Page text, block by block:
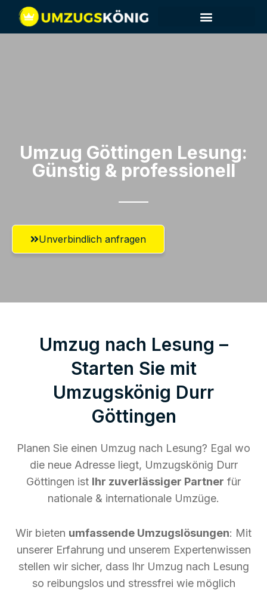
Umzug Göttingen​ Lesung:
Günstig & professionell​
Unverbindlich anfragen
Umzug nach Lesung –
Starten Sie mit
Umzugskönig Durr
Göttingen
Planen Sie einen Umzug nach Lesung? Egal wo
die neue Adresse liegt, Umzugskönig Durr
Göttingen ist Ihr zuverlässiger Partner für
nationale & internationale Umzüge.
Wir bieten umfassende Umzugslösungen: Mit
unserer Erfahrung und unserem Expertenwissen
stellen wir sicher, dass Ihr Umzug nach Lesung
so reibungslos und stressfrei wie möglich